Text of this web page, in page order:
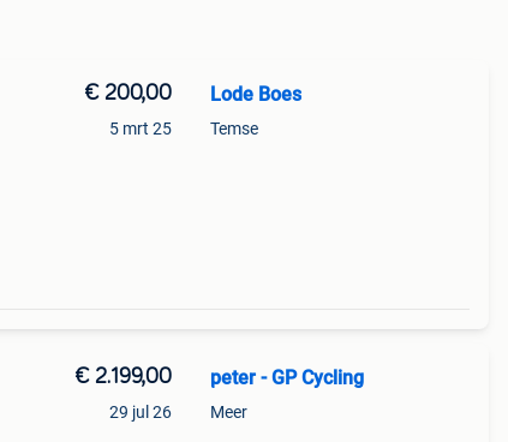
€ 200,00
5 mrt 25
Lode Boes
Temse
€ 2.199,00
29 jul 26
peter - GP Cycling
Meer